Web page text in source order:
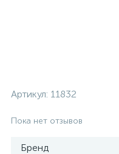
Артикул: 11832
Пока нет отзывов
Бренд